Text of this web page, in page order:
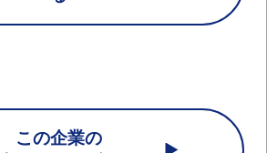
この企業の